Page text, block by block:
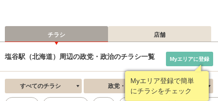
チラシ 店舗
塩谷駅（北海道）周辺の政党・政治のチラシ一覧
Myエリア登録で簡単
にチラシをチェック
Myエリアに登録
すべてのチラシ 政党・政治 新着順